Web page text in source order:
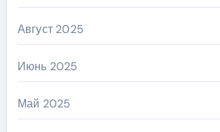
Август 2025
Июнь 2025
Май 2025